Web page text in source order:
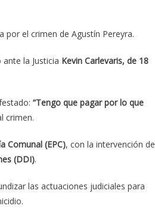
por el crimen de Agustín Pereyra.
la Justicia Kevin Carlevaris, de 18
“Tengo que pagar por lo que
crimen.
Comunal (EPC), con la intervención de
(DDI).
las actuaciones judiciales para